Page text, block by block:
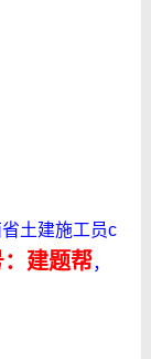
土建施工员c
建题帮，